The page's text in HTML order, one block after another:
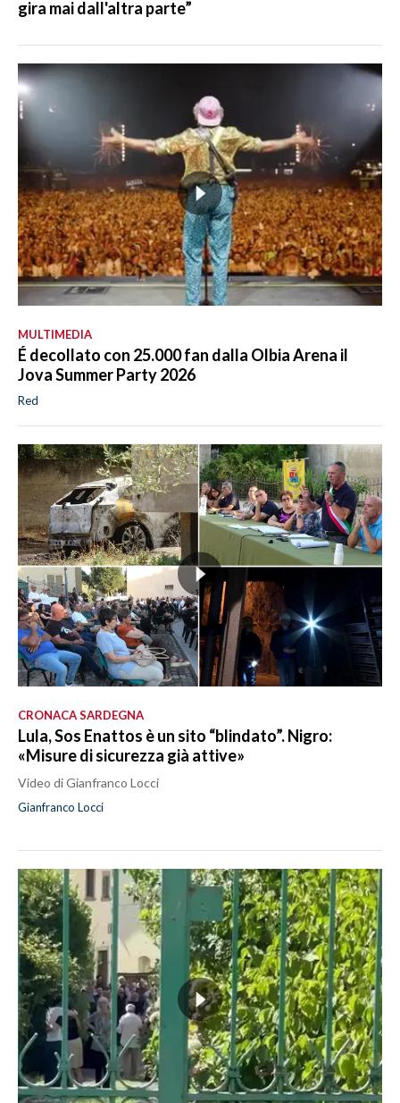
gira mai dall'altra parte”
MULTIMEDIA
É decollato con 25.000 fan dalla Olbia Arena il
Jova Summer Party 2026
Red
CRONACA SARDEGNA
Lula, Sos Enattos è un sito “blindato”. Nigro:
«Misure di sicurezza già attive»
Video di Gianfranco Locci
Gianfranco Locci